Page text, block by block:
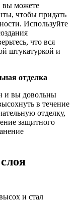
вы можете
чтобы придать
Используйте
что вся
штукатуркой и
отделка
и вы довольны
в течение
отделку,
защитного
и стал